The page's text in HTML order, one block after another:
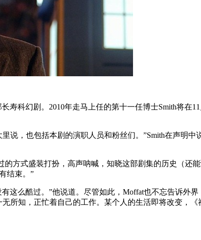
寿科幻剧。2010年走马上任的第十一任博士Smith将在
，也包括本剧的演职人员和粉丝们。”Smith在声明中
方式盛装打扮，高声呐喊，知晓这部剧集的历史（还
结束。”
这么酷过。”他说道。尽管如此，Moffat也不忘告诉外
知，正忙着自己的工作。某个人的生活即将改变，《